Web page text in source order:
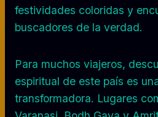
festividades coloridas y
buscadores de la verdad.
Para muchos viajeros,
espiritual de este país es
transformadora. Lugares